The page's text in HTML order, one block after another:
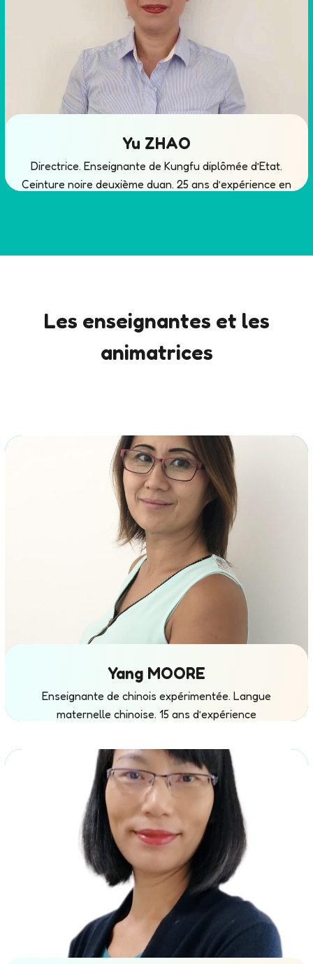
Yu ZHAO
Directrice. Enseignante de Kungfu diplômée d’Etat.
Ceinture noire deuxième duan. 25 ans d’expérience en
Les enseignantes et les
animatrices
Yang MOORE
Enseignante de chinois expérimentée. Langue
maternelle chinoise. 15 ans d’expérience